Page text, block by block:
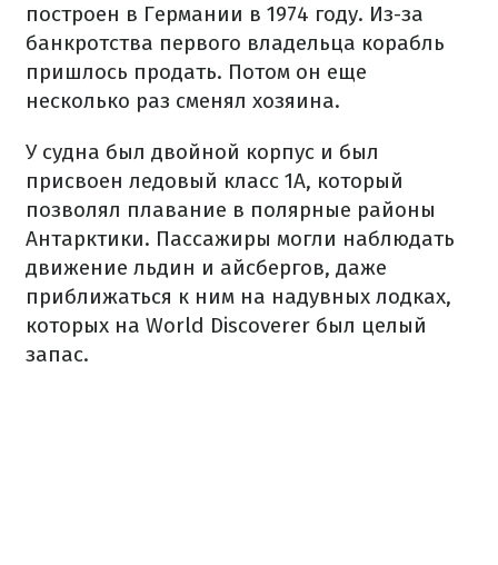
построен в Германии в 1974 году. Из-за
банкротства первого владельца корабль
пришлось продать. Потом он еще
несколько раз сменял хозяина.
У судна был двойной корпус и был
присвоен ледовый класс 1А, который
позволял плавание в полярные районы
Антарктики. Пассажиры могли наблюдать
движение льдин и айсбергов, даже
приближаться к ним на надувных лодках,
которых на World Discoverer был целый
запас.